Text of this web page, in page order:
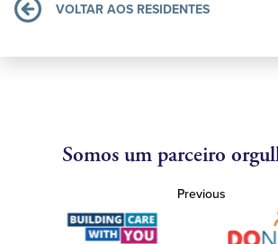
VOLTAR AOS RESIDENTES
Somos um parceiro
Previous